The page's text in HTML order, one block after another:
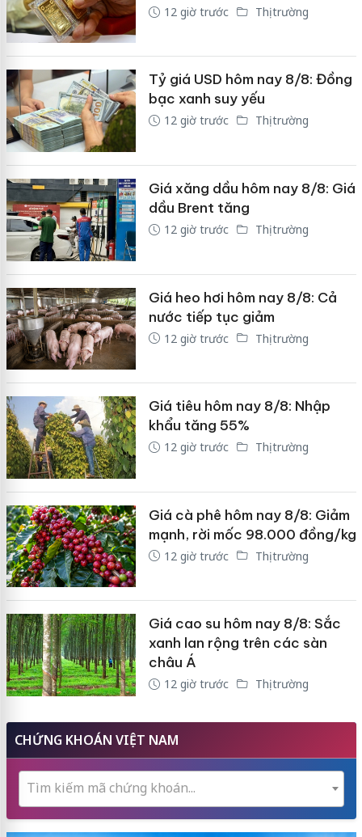
12 giờ trước Thị trường
Tỷ giá USD hôm nay 8/8: Đồng
bạc xanh suy yếu
12 giờ trước Thị trường
Giá xăng dầu hôm nay 8/8: Giá
dầu Brent tăng
12 giờ trước Thị trường
Giá heo hơi hôm nay 8/8: Cả
nước tiếp tục giảm
12 giờ trước Thị trường
Giá tiêu hôm nay 8/8: Nhập
khẩu tăng 55%
12 giờ trước Thị trường
Giá cà phê hôm nay 8/8: Giảm
mạnh, rời mốc 98.000 đồng/kg
12 giờ trước Thị trường
Giá cao su hôm nay 8/8: Sắc
xanh lan rộng trên các sàn
châu Á
12 giờ trước Thị trường
CHỨNG KHOÁN VIỆT NAM
Tìm kiếm mã chứng khoán...